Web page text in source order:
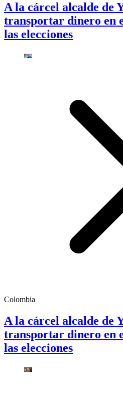
A la cárcel alcalde de
transportar dinero en
las elecciones
Colombia
A la cárcel alcalde de
transportar dinero en
las elecciones